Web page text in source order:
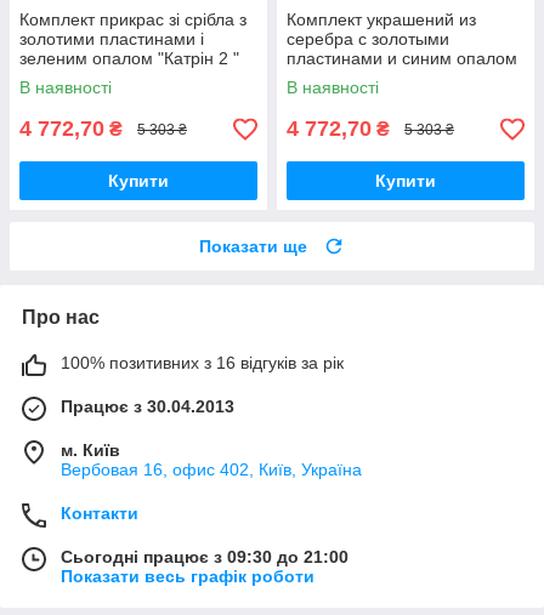
Комплект прикрас зі срібла з
золотими пластинами і
зеленим опалом "Катрін 2 "
В наявності
4 772,70 ₴ 5 303 ₴
Купити
Комплект украшений из
серебра с золотыми
пластинами и синим опалом
"Катрин 2 "
В наявності
4 772,70 ₴ 5 303 ₴
Купити
Показати ще
Про нас
100% позитивних з 16 відгуків за рік
Працює з 30.04.2013
м. Київ
Вербовая 16, офис 402, Київ, Україна
Контакти
Сьогодні працює з 09:30 до 21:00
Показати весь графік роботи